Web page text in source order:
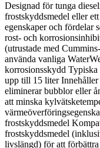
Designad för tunga
frostskyddsmedel eller
egenskaper och fördelar
rost- och
(utrustade med
använda vanliga
korrosionsskydd
upp till 15 liter
eliminerar bubblor eller
att minska
frostskyddsmedel
frostskyddsmedel
livslängd) för att